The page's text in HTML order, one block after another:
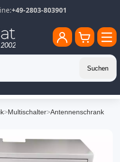
+49-2803-803901
Suchen
>Multischalter>Antennenschrank